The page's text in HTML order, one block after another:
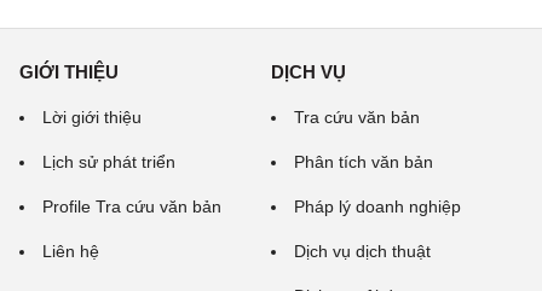
GIỚI THIỆU
Lời giới thiệu
Lịch sử phát triển
Profile Tra cứu văn bản
Liên hệ
DỊCH VỤ
Tra cứu văn bản
Phân tích văn bản
Pháp lý doanh nghiệp
Dịch vụ dịch thuật